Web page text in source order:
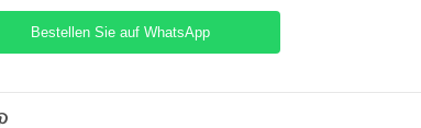
Bestellen Sie auf WhatsApp